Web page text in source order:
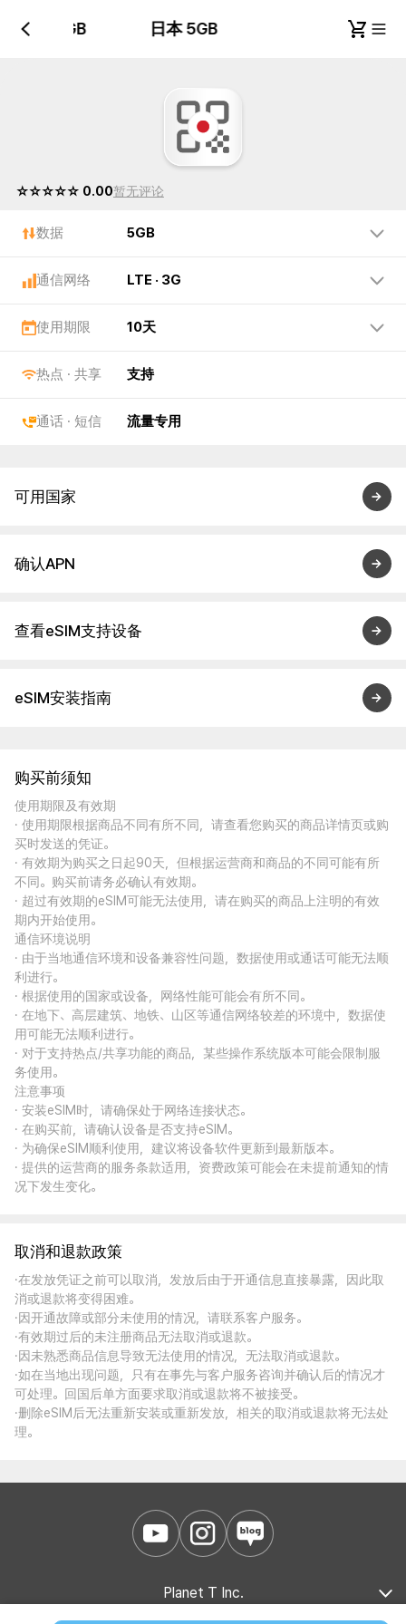
日本 5GB 日本 5GB
☆☆☆☆☆ 0.00暂无评论
数据 5GB
通信网络 LTE · 3G
使用期限 10天
热点 · 共享 支持
通话 · 短信 流量专用
可用国家
确认APN
查看eSIM支持设备
eSIM安装指南
购买前须知
使用期限及有效期
· 使用期限根据商品不同有所不同，请查看您购买的商品详情页或购
买时发送的凭证。
· 有效期为购买之日起90天，但根据运营商和商品的不同可能有所
不同。购买前请务必确认有效期。
· 超过有效期的eSIM可能无法使用，请在购买的商品上注明的有效
期内开始使用。
通信环境说明
· 由于当地通信环境和设备兼容性问题，数据使用或通话可能无法顺
利进行。
· 根据使用的国家或设备，网络性能可能会有所不同。
· 在地下、高层建筑、地铁、山区等通信网络较差的环境中，数据使
用可能无法顺利进行。
· 对于支持热点/共享功能的商品，某些操作系统版本可能会限制服
务使用。
注意事项
· 安装eSIM时，请确保处于网络连接状态。
· 在购买前，请确认设备是否支持eSIM。
· 为确保eSIM顺利使用，建议将设备软件更新到最新版本。
· 提供的运营商的服务条款适用，资费政策可能会在未提前通知的情
况下发生变化。
取消和退款政策
·在发放凭证之前可以取消，发放后由于开通信息直接暴露，因此取
消或退款将变得困难。
·因开通故障或部分未使用的情况，请联系客户服务。
·有效期过后的未注册商品无法取消或退款。
·因未熟悉商品信息导致无法使用的情况，无法取消或退款。
·如在当地出现问题，只有在事先与客户服务咨询并确认后的情况才
可处理。回国后单方面要求取消或退款将不被接受。
·删除eSIM后无法重新安装或重新发放，相关的取消或退款将无法处
理。
Planet T Inc.